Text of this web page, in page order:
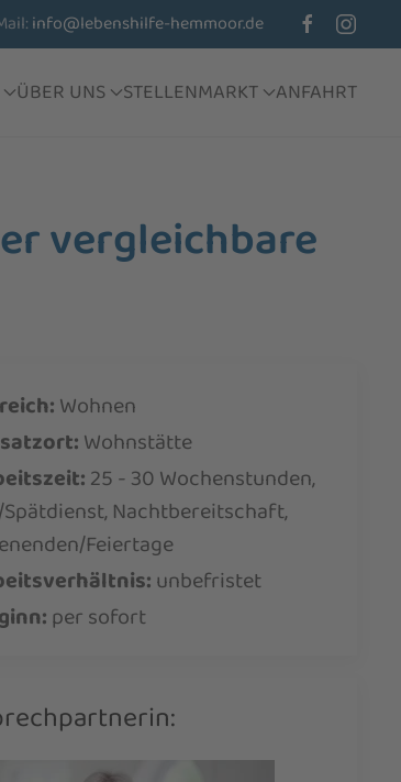
info@lebenshilfe-hemmoor.de
ÜBER UNS STELLENMARKT ANFAHRT
vergleichbare
Wohnen
Wohnstätte
25 - 30 Wochenstunden
Nachtbereitschaft
Feiertage
unbefristet
per sofort